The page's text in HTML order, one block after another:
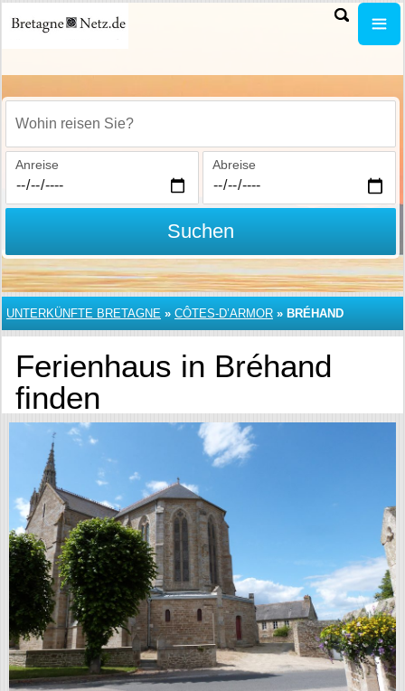
Wohin reisen Sie?
Anreise Abreise
Suchen
UNTERKÜNFTE BRETAGNE » CÔTES-D’ARMOR » BRÉHAND
Ferienhaus in Bréhand
finden